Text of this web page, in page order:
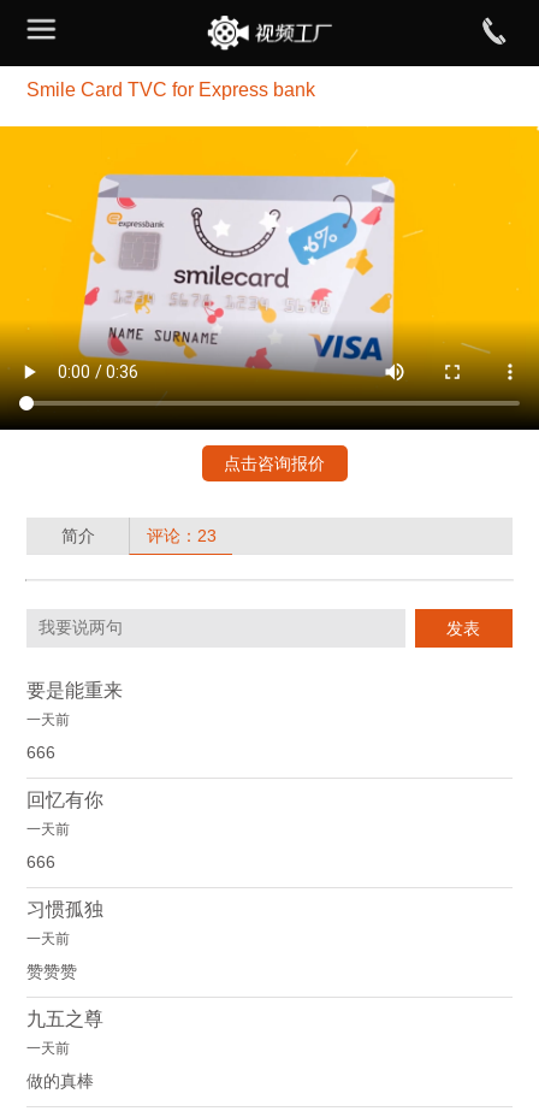
Smile Card TVC for Express bank
点击咨询报价
简介 评论：23
要是能重来
一天前
666
回忆有你
一天前
666
习惯孤独
一天前
赞赞赞
九五之尊
一天前
做的真棒